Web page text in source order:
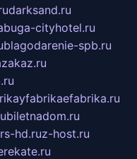
darksand.ru
cityhotel.ru
blagodarenie-spb.ru
biletnadom.ru
hd.ruz-host.ru